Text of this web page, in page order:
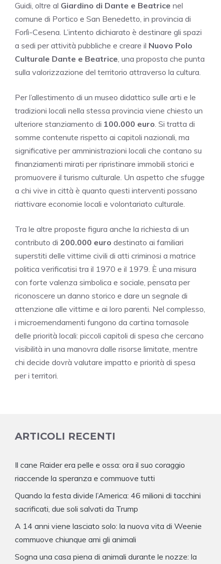
Guidi, oltre al Giardino di Dante e Beatrice nel
comune di Portico e San Benedetto, in provincia di
Forlì-Cesena. L’intento dichiarato è destinare gli spazi
a sedi per attività pubbliche e creare il Nuovo Polo
Culturale Dante e Beatrice, una proposta che punta
sulla valorizzazione del territorio attraverso la cultura.
Per l’allestimento di un museo didattico sulle arti e le
tradizioni locali nella stessa provincia viene chiesto un
ulteriore stanziamento di 100.000 euro. Si tratta di
somme contenute rispetto ai capitoli nazionali, ma
significative per amministrazioni locali che contano su
finanziamenti mirati per ripristinare immobili storici e
promuovere il turismo culturale. Un aspetto che sfugge
a chi vive in città è quanto questi interventi possano
riattivare economie locali e volontariato culturale.
Tra le altre proposte figura anche la richiesta di un
contributo di 200.000 euro destinato ai familiari
superstiti delle vittime civili di atti criminosi a matrice
politica verificatisi tra il 1970 e il 1979. È una misura
con forte valenza simbolica e sociale, pensata per
riconoscere un danno storico e dare un segnale di
attenzione alle vittime e ai loro parenti. Nel complesso,
i microemendamenti fungono da cartina tornasole
delle priorità locali: piccoli capitoli di spesa che cercano
visibilità in una manovra dalle risorse limitate, mentre
chi decide dovrà valutare impatto e priorità di spesa
per i territori.
ARTICOLI RECENTI
Il cane Raider era pelle e ossa: ora il suo coraggio
riaccende la speranza e commuove tutti
Quando la festa divide l’America: 46 milioni di tacchini
sacrificati, due soli salvati da Trump
A 14 anni viene lasciato solo: la nuova vita di Weenie
commuove chiunque ami gli animali
Sogna una casa piena di animali durante le nozze: la